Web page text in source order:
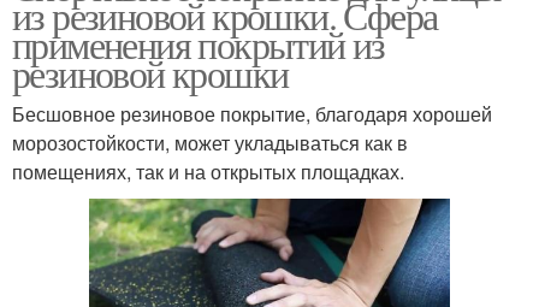
из резиновой крошки. Сфера
применения покрытий из
резиновой крошки
Бесшовное резиновое покрытие, благодаря хорошей
морозостойкости, может укладываться как в
помещениях, так и на открытых площадках.